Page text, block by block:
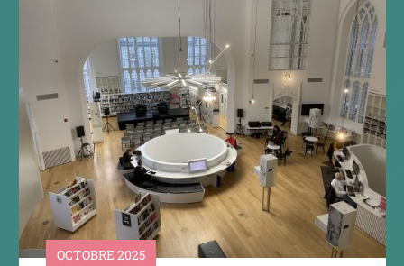
OCTOBRE 2025